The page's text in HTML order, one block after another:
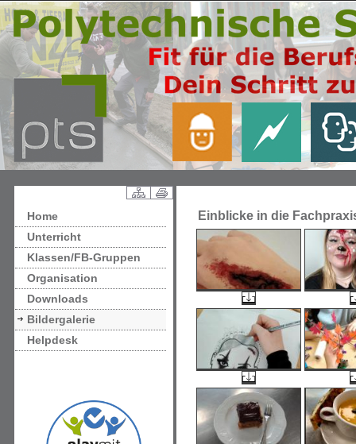
Home
Unterricht
Klassen/FB-Gruppen
Organisation
Downloads
Bildergalerie
Helpdesk
Einblicke in die